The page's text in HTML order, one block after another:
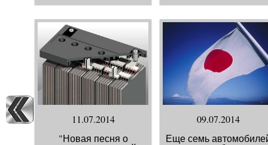
11.07.2014
"Новая песня о
09.07.2014
Еще семь